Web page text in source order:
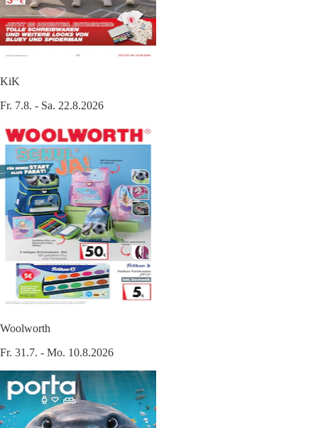
KiK
Fr. 7.8. - Sa. 22.8.2026
Woolworth
Fr. 31.7. - Mo. 10.8.2026